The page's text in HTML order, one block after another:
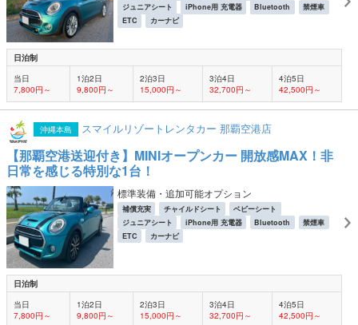
ジュニアシート
iPhone用 充電器 Bluetooth
禁煙車
ETC
カーナビ
日泊制
当日
7,800円～
1泊2日
9,800円～
2泊3日
15,000円～
3泊4日
32,700円～
4泊5日
42,500円～
沖縄本島 スマイルリゾートレンタカー 那覇空港店
【那覇空港送迎付き】MINIオープンカー 開放感MAX！非
日常を感じる特別な1台！
標準装備・追加可能オプション
補償充実 チャイルドシート
ベビーシート
ジュニアシート
iPhone用 充電器 Bluetooth
禁煙車
ETC
カーナビ
日泊制
当日
7,800円～
1泊2日
9,800円～
2泊3日
15,000円～
3泊4日
32,700円～
4泊5日
42,500円～